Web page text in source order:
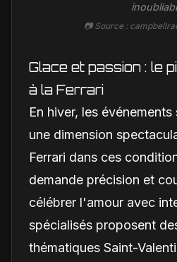
📷 Source :
Glace et passion : le
à la Ferrari
En hiver, les
une dimension
Ferrari dans ces
demande précision et
célébrer l'amour avec
spécialisés proposent
thématiques Saint-